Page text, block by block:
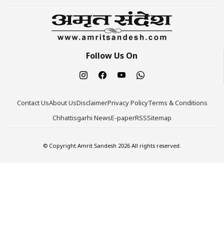
Follow Us On
Contact UsAbout UsDisclaimerPrivacy PolicyTerms & Conditions
Chhattisgarhi NewsE-paperRSSSitemap
© Copyright Amrit Sandesh 2026 All rights reserved.